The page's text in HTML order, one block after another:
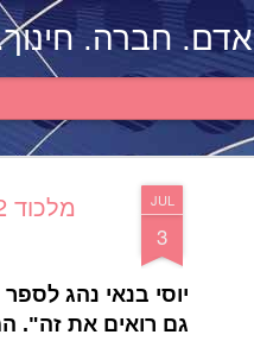
JUL
3
יוסי בנאי נהג
גם רואים את זה".
אדם. חברה.